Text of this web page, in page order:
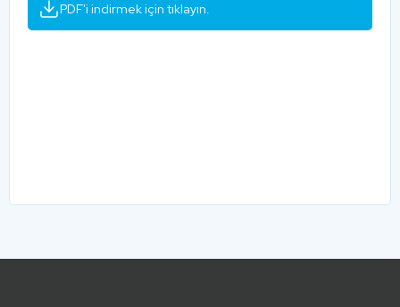
PDF'i indirmek için tıklayın.